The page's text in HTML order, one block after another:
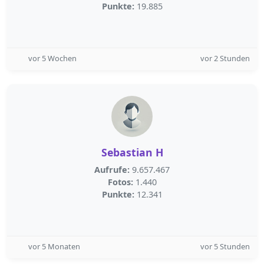
Punkte: 19.885
vor 5 Wochen vor 2 Stunden
Sebastian H
Aufrufe: 9.657.467
Fotos: 1.440
Punkte: 12.341
vor 5 Monaten vor 5 Stunden